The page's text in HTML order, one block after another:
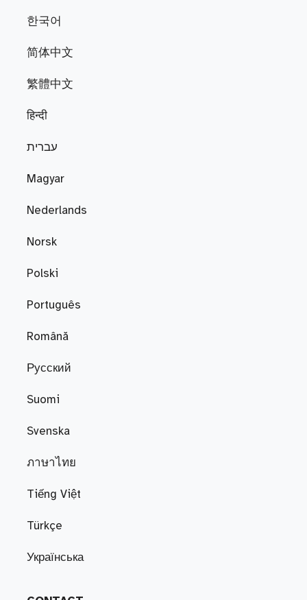
한국어
简体中文
繁體中文
हिन्दी
עברית
Magyar
Nederlands
Norsk
Polski
Português
Română
Русский
Suomi
Svenska
ภาษาไทย
Tiếng Việt
Türkçe
Українська